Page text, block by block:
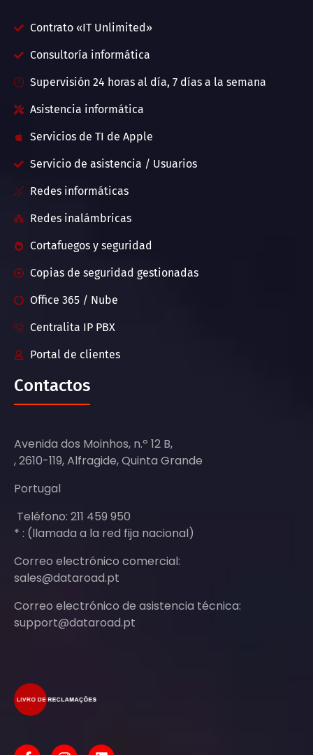
Contrato «IT Unlimited»
Consultoría informática
Supervisión 24 horas al día, 7 días a la semana
Asistencia informática
Servicios de TI de Apple
Servicio de asistencia / Usuarios
Redes informáticas
Redes inalámbricas
Cortafuegos y seguridad
Copias de seguridad gestionadas
Office 365 / Nube
Centralita IP PBX
Portal de clientes
Contactos
Avenida dos Moinhos, n.º 12 B,
, 2610-119, Alfragide, Quinta Grande
Portugal
Teléfono: 211 459 950
* : (llamada a la red fija nacional)
Correo electrónico comercial:
sales@dataroad.pt
Correo electrónico de asistencia técnica:
support@dataroad.pt